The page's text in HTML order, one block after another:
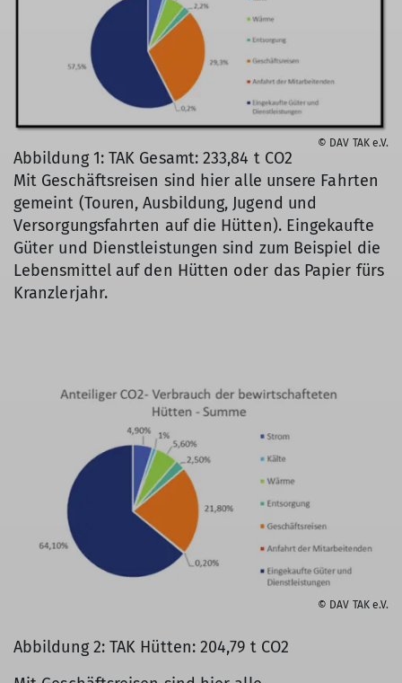
© DAV TAK e.V.
Abbildung 1: TAK Gesamt: 233,84 t CO2
Mit Geschäftsreisen sind hier alle unsere Fahrten
gemeint (Touren, Ausbildung, Jugend und
Versorgungsfahrten auf die Hütten). Eingekaufte
Güter und Dienstleistungen sind zum Beispiel die
Lebensmittel auf den Hütten oder das Papier fürs
Kranzlerjahr.
© DAV TAK e.V.
Abbildung 2: TAK Hütten: 204,79 t CO2